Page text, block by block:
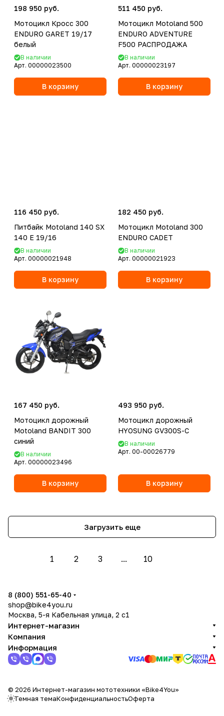
198 950 руб.
Мотоцикл Кросс 300
ENDURO GARET 19/17
белый
В наличии
Арт. 00000023500
В корзину
511 450 руб.
Мотоцикл Motoland 500
ENDURO ADVENTURE
F500 РАСПРОДАЖА
В наличии
Арт. 00000023197
В корзину
116 450 руб.
Питбайк Motoland 140 SX
140 E 19/16
В наличии
Арт. 00000021948
В корзину
182 450 руб.
Мотоцикл Motoland 300
ENDURO CADET
В наличии
Арт. 00000021923
В корзину
167 450 руб.
Мотоцикл дорожный
Motoland BANDIT 300
синий
В наличии
Арт. 00000023496
В корзину
493 950 руб.
Мотоцикл дорожный
HYOSUNG GV300S-C
В наличии
Арт. 00-00026779
В корзину
Загрузить еще
1 2 3 ... 10
8 (800) 551-65-40
shop@bike4you.ru
Москва, 5-я Кабельная улица, 2 с1
Интернет-магазин
Компания
Информация
© 2026 Интернет-магазин мототехники «Bike4You»
Темная темаКонфиденциальностьОферта